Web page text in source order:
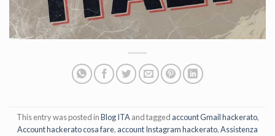
This entry was posted inBlog ITAand tagged account Gmail hackerato,
Account hackerato cosa fare, account Instagram hackerato,Assistenza